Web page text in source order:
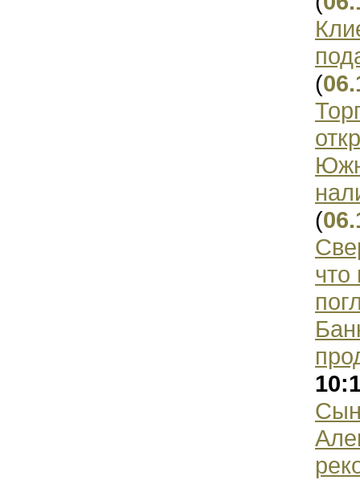
(
(
что
Сын